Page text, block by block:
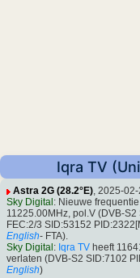
Iqra TV
Astra 2G (28.2°E), 2025-
Sky Digital : Nieuwe
11225.00MHz, pol.V (DVB-
FEC:2/3 SID:53152
English- FTA).
Sky Digital : Iqra TV heeft
verlaten (DVB-S2 SID:7102
English)